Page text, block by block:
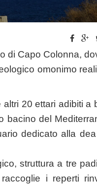
di Capo Colonna,
omonimo
20 ettari adibiti a
bacino del
dedicato alla
struttura a tre
i reperti